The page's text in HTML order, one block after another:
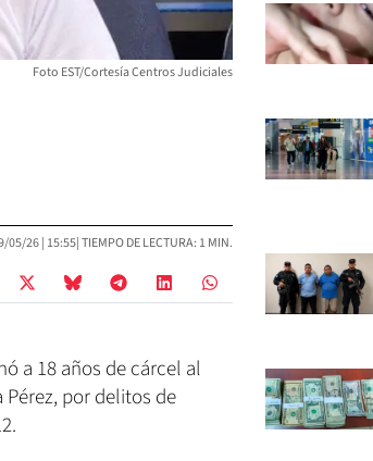
Foto EST/Cortesía Centros Judiciales
05/26 | 15:55| TIEMPO DE LECTURA: 1 MIN.
a 18 años de cárcel al
por delitos de